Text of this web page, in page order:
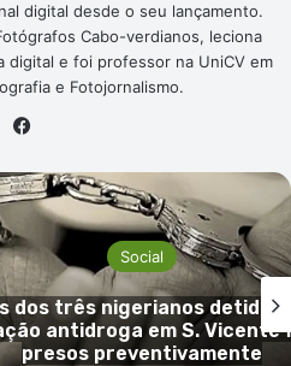
digital desde o seu lançamento.
Cabo-verdianos, leciona
digital e foi professor na UniCV em
e Fotojornalismo.
Social
dos três nigerianos detidos
antidroga em S. Vicente
presos preventivamente